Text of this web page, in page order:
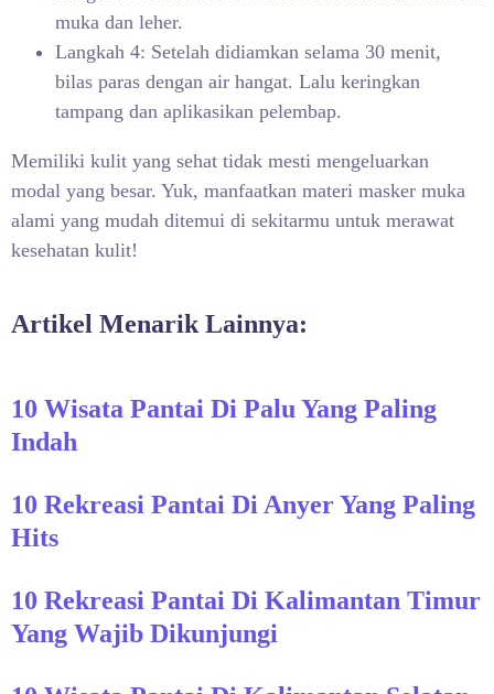
muka dan leher.
Langkah 4: Setelah didiamkan selama 30 menit,
bilas paras dengan air hangat. Lalu keringkan
tampang dan aplikasikan pelembap.
Memiliki kulit yang sehat tidak mesti mengeluarkan
modal yang besar. Yuk, manfaatkan materi masker muka
alami yang mudah ditemui di sekitarmu untuk merawat
kesehatan kulit!
Artikel Menarik Lainnya:
10 Wisata Pantai Di Palu Yang Paling
Indah
10 Rekreasi Pantai Di Anyer Yang Paling
Hits
10 Rekreasi Pantai Di Kalimantan Timur
Yang Wajib Dikunjungi